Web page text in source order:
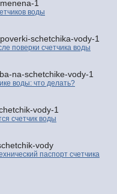
воды
поверки счетчика воды
воды: что делать?
счетчик воды
паспорт счетчика